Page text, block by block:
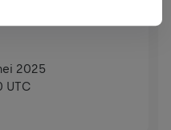
2025
UTC